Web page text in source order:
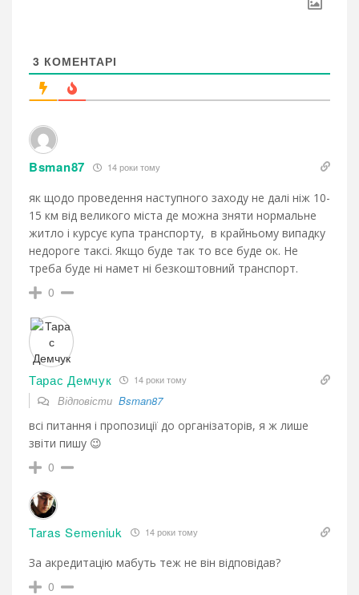
3 КОМЕНТАРІ
Bsman87 14 роки тому
як щодо проведення наступного заходу не далі ніж 10-
15 км від великого міста де можна зняти нормальне
житло і курсує купа транспорту, в крайньому випадку
недороге таксі. Якщо буде так то все буде ок. Не
треба буде ні намет ні безкоштовний транспорт.
0
Тарас Демчук 14 роки тому
Відповісти Bsman87
всі питання і пропозиції до організаторів, я ж лише
звіти пишу 😉
0
Taras Semeniuk 14 роки тому
За акредитацію мабуть теж не він відповідав?
0